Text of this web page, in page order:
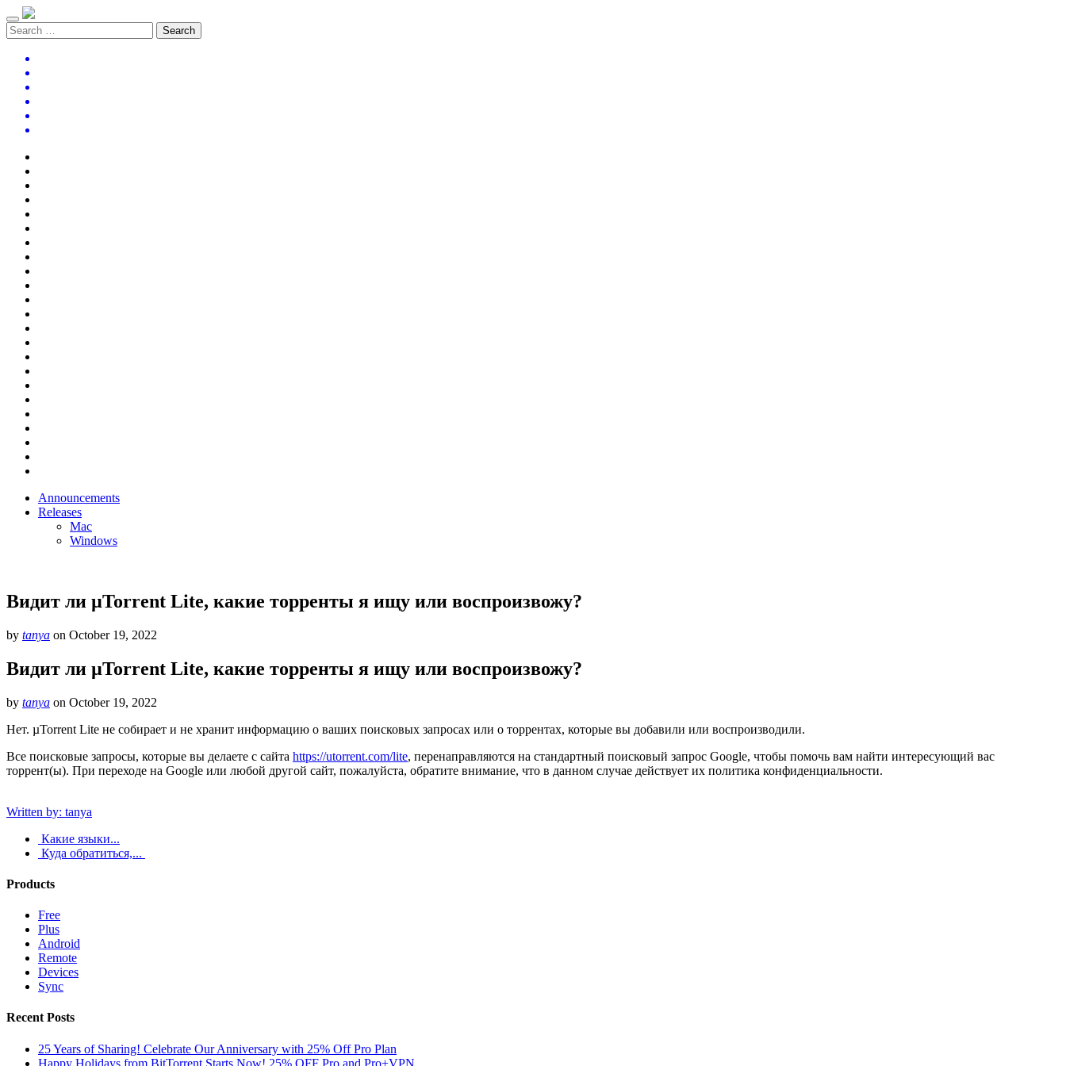
Announcements
Releases
Mac
Windows
Видит ли µTorrent Lite, какие торренты я ищу или воспроизвожу?
by tanya on October 19, 2022
Видит ли µTorrent Lite, какие торренты я ищу или воспроизвожу?
by tanya on October 19, 2022
Нет. µTorrent Lite не собирает и не хранит информацию о ваших поисковых запросах или о торрентах, которые вы добавили или воспроизводили.
Все поисковые запросы, которые вы делаете с сайта https://utorrent.com/lite, перенаправляются на стандартный поисковый запрос Google, чтобы помочь вам найти интересующий вас
торрент(ы). При переходе на Google или любой другой сайт, пожалуйста, обратите внимание, что в данном случае действует их политика конфиденциальности.
Written by: tanya
Какие языки...
Куда обратиться,...
Products
Free
Plus
Android
Remote
Devices
Sync
Recent Posts
25 Years of Sharing! Celebrate Our Anniversary with 25% Off Pro Plan
Happy Holidays from BitTorrent Starts Now! 25% OFF Pro and Pro+VPN